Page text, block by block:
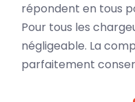
répondent en tous
Pour tous les
négligeable. La
parfaitement